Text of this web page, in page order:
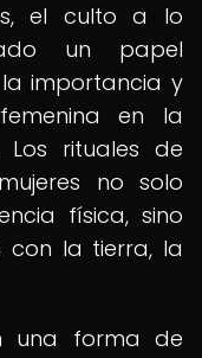
el culto a lo
un papel
importancia y
en la
Los rituales de
no solo
física, sino
con la tierra, la
una forma de